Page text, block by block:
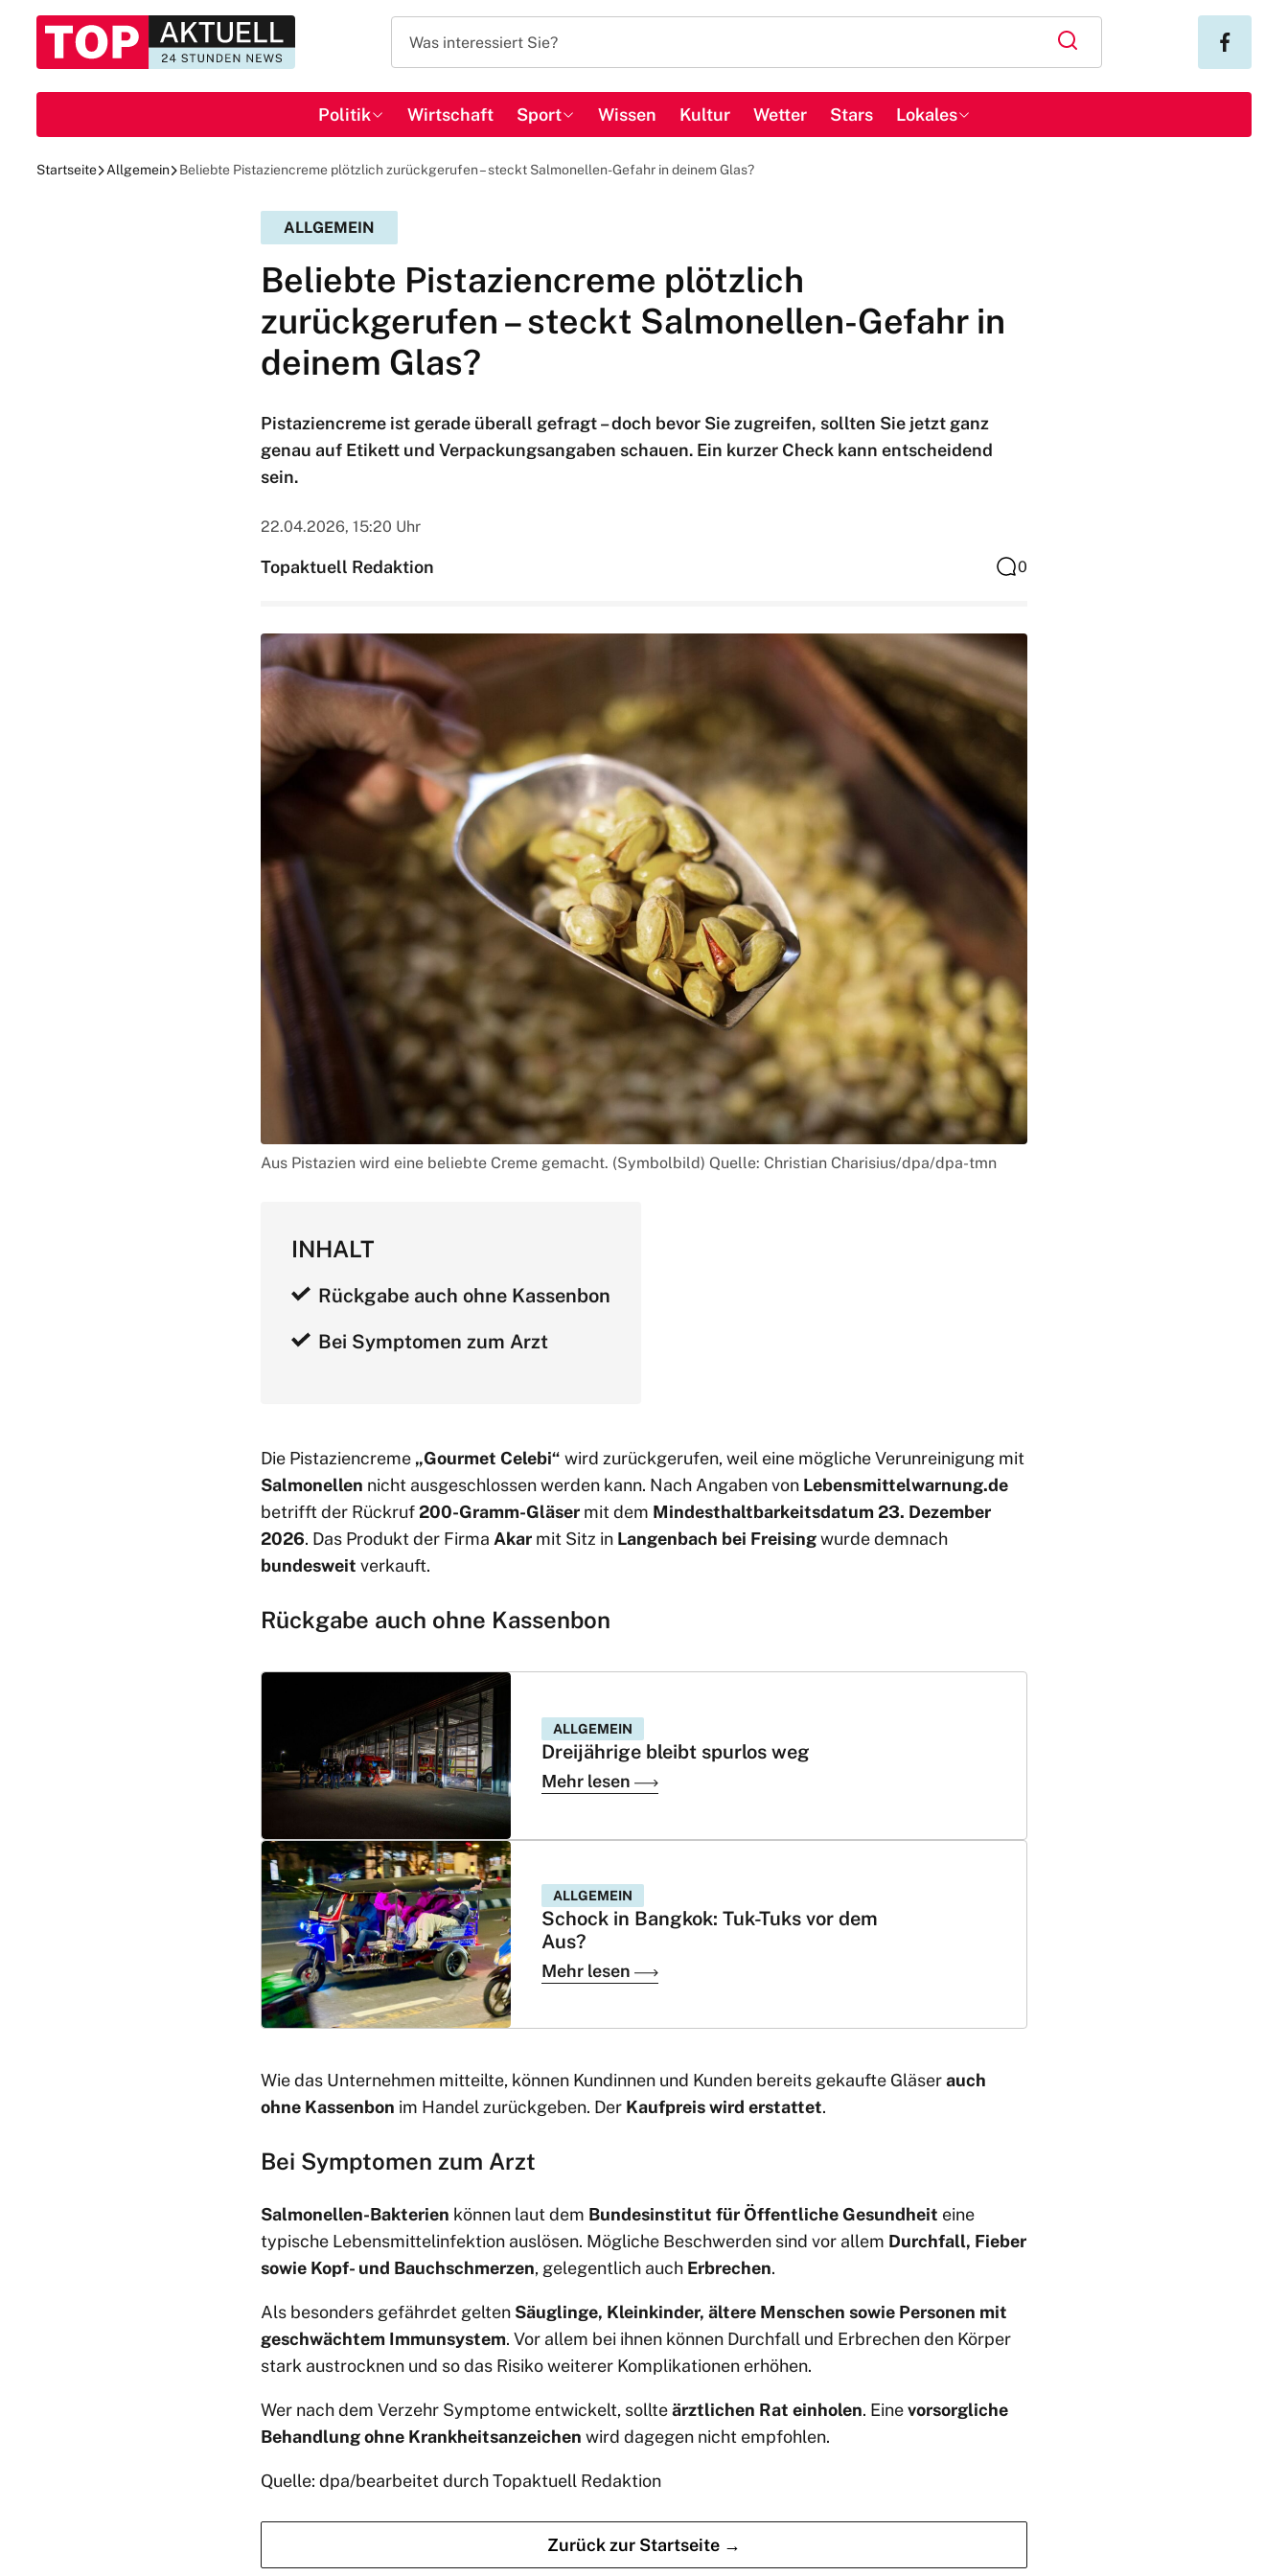
Politik Wirtschaft Sport Wissen Kultur Wetter Stars Lokales
Startseite Allgemein Beliebte Pistaziencreme plötzlich zurückgerufen – steckt Salmonellen-Gefahr in deinem Glas?
ALLGEMEIN
Beliebte Pistaziencreme plötzlich
zurückgerufen – steckt Salmonellen-Gefahr in
deinem Glas?
Pistaziencreme ist gerade überall gefragt – doch bevor Sie zugreifen, sollten Sie jetzt ganz
genau auf Etikett und Verpackungsangaben schauen. Ein kurzer Check kann entscheidend
sein.
22.04.2026, 15:20 Uhr
Topaktuell Redaktion 0
Aus Pistazien wird eine beliebte Creme gemacht. (Symbolbild) Quelle: Christian Charisius/dpa/dpa-tmn
INHALT
Rückgabe auch ohne Kassenbon
Bei Symptomen zum Arzt
Die Pistaziencreme „Gourmet Celebi“ wird zurückgerufen, weil eine mögliche Verunreinigung mit
Salmonellen nicht ausgeschlossen werden kann. Nach Angaben von Lebensmittelwarnung.de
betrifft der Rückruf200-Gramm-Gläser mit dem Mindesthaltbarkeitsdatum 23. Dezember
2026. Das Produkt der Firma Akar mit Sitz in Langenbach bei Freisingwurde demnach
bundesweit verkauft.
Rückgabe auch ohne Kassenbon
ALLGEMEIN
Dreijährige bleibt spurlos weg
Mehr lesen
ALLGEMEIN
Schock in Bangkok: Tuk-Tuks vor dem
Aus?
Mehr lesen
Wie das Unternehmen mitteilte, können Kundinnen und Kunden bereits gekaufte Gläserauch
ohne Kassenbon im Handel zurückgeben. Der Kaufpreis wird erstattet.
Bei Symptomen zum Arzt
Salmonellen-Bakterien können laut dem Bundesinstitut für Öffentliche Gesundheit eine
typische Lebensmittelinfektion auslösen. Mögliche Beschwerden sind vor allem Durchfall, Fieber
sowie Kopf- und Bauchschmerzen, gelegentlich auch Erbrechen.
Als besonders gefährdet gelten Säuglinge, Kleinkinder, ältere Menschen sowie Personen mit
geschwächtem Immunsystem. Vor allem bei ihnen können Durchfall und Erbrechen den Körper
stark austrocknen und so das Risiko weiterer Komplikationen erhöhen.
Wer nach dem Verzehr Symptome entwickelt, sollteärztlichen Rat einholen. Einevorsorgliche
Behandlung ohne Krankheitsanzeichen wird dagegen nicht empfohlen.
Quelle: dpa/bearbeitet durch Topaktuell Redaktion
Zurück zur Startseite →